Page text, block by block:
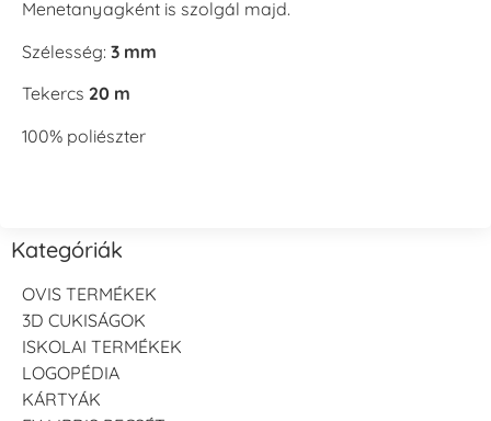
Menetanyagként is szolgál majd.
Szélesség: 3 mm
Tekercs 20 m
100% poliészter
Kategóriák
OVIS TERMÉKEK
3D CUKISÁGOK
ISKOLAI TERMÉKEK
LOGOPÉDIA
KÁRTYÁK